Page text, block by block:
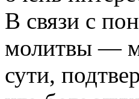
В связи с
молитвы —
сути,